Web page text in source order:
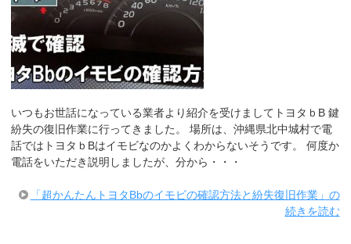
いつもお世話になっている業者より紹介を受けましてトヨタｂB 鍵
紛失の復旧作業に行ってきました。 場所は、沖縄県北中城村で電
話ではトヨタｂBはイモビなのかよくわからないそうです。 何度か
電話をいただき説明しましたが、分から・・・
「超かんたんトヨタBbのイモビの確認方法と紛失復旧作業」の
続きを読む